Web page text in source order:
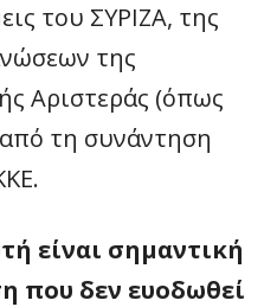
του ΣΥΡΙΖΑ, της
της
Αριστεράς (όπως
τη συνάντηση
είναι σημαντική
που δεν ευοδωθεί